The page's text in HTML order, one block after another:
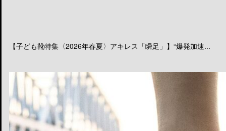
【子ども靴特集〈2026年春夏〉アキレス「瞬足」】“爆発加速...